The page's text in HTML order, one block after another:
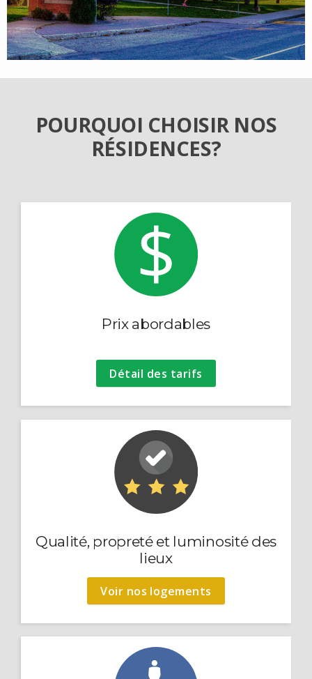
POURQUOI CHOISIR NOS
RÉSIDENCES?
Prix abordables
Détail des tarifs
Qualité, propreté et luminosité des
lieux
Voir nos logements